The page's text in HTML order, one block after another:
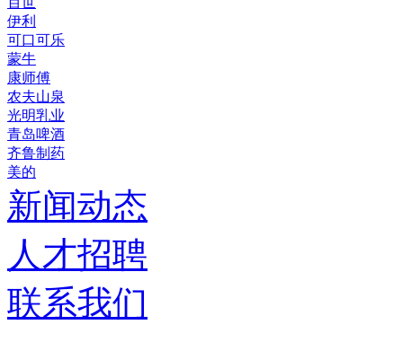
伊利
可口可乐
蒙牛
康师傅
农夫山泉
光明乳业
青岛啤酒
齐鲁制药
美的
新闻动态
人才招聘
联系我们